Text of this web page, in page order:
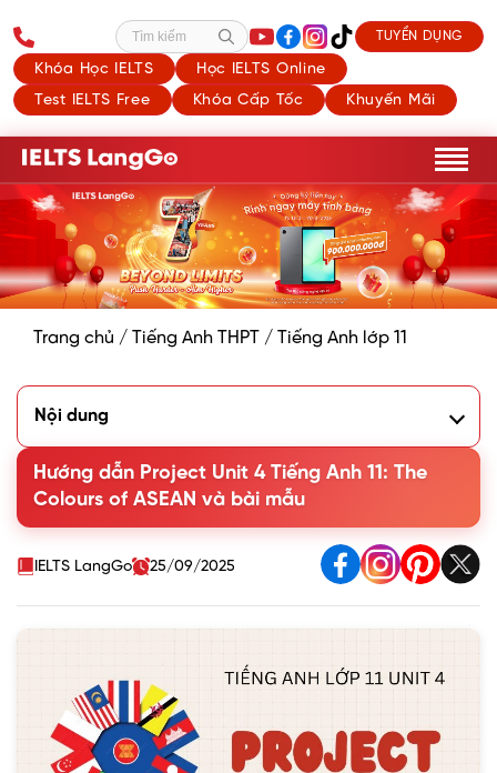
Khóa Học IELTS
Học IELTS Online
Test IELTS Free
Khóa Cấp Tốc Khuyến Mãi
Tìm kiếm TUYỂN DỤNG
Trang chủ / Tiếng Anh THPT / Tiếng Anh lớp 11
Nội dung
2. Bài thuyết trình mẫu cho phần Project tiếng Anh 11 Unit 4
Hướng dẫn Project Unit 4 Tiếng Anh 11: The
Colours of ASEAN và bài mẫu
IELTS LangGo 25/09/2025